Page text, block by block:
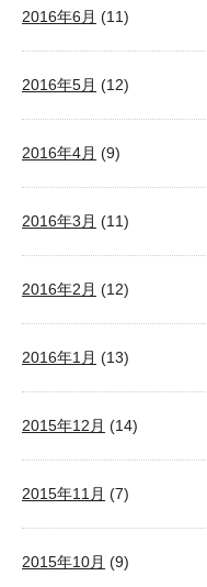
2016年6月 (11)
2016年5月 (12)
2016年4月 (9)
2016年3月 (11)
2016年2月 (12)
2016年1月 (13)
2015年12月 (14)
2015年11月 (7)
2015年10月 (9)